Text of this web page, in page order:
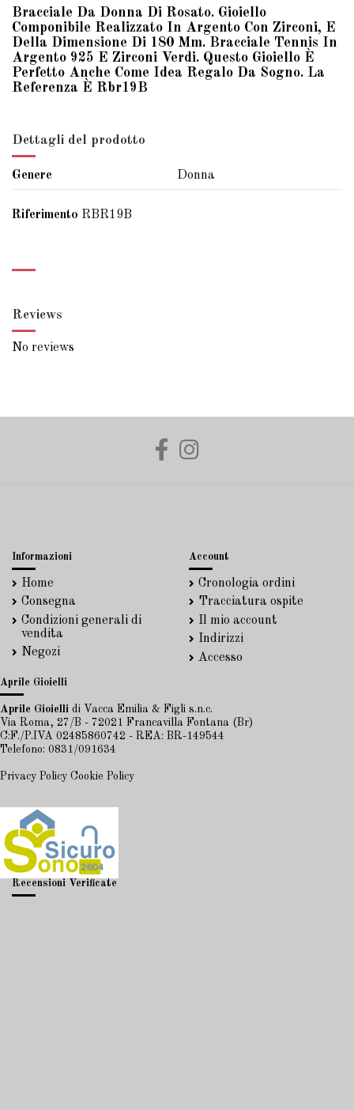
Bracciale Da Donna Di Rosato. Gioiello
Componibile Realizzato In Argento Con Zirconi, E
Della Dimensione Di 180 Mm. Bracciale Tennis In
Argento 925 E Zirconi Verdi. Questo Gioiello È
Perfetto Anche Come Idea Regalo Da Sogno. La
Referenza È Rbr19B
Dettagli del prodotto
Genere Donna
Riferimento RBR19B
Reviews
No reviews
Informazioni
Home
Consegna
Condizioni generali di
vendita
Negozi
Account
Cronologia ordini
Tracciatura ospite
Il mio account
Indirizzi
Accesso
Aprile Gioielli
Aprile Gioielli di Vacca Emilia & Figli s.n.c.
Via Roma, 27/B - 72021 Francavilla Fontana (Br)
C:F./P.IVA 02485860742 - REA: BR-149544
Telefono: 0831/091634
Privacy Policy Cookie Policy
Recensioni Verificate